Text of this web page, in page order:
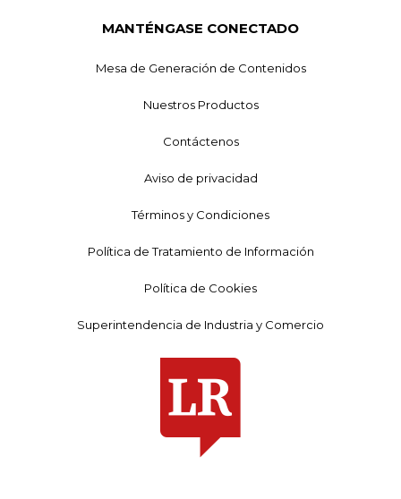
MANTÉNGASE CONECTADO
Mesa de Generación de Contenidos
Nuestros Productos
Contáctenos
Aviso de privacidad
Términos y Condiciones
Política de Tratamiento de Información
Política de Cookies
Superintendencia de Industria y Comercio